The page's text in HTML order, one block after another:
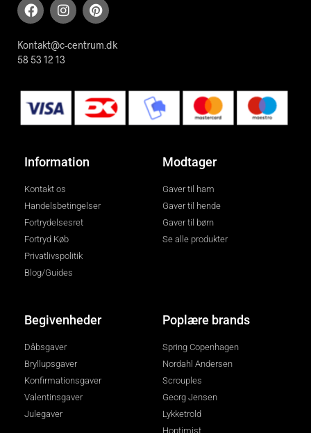
Kontakt@c-centrum.dk
58 53 12 13
Information
Kontakt os
Handelsbetingelser
Fortrydelsesret
Fortryd Køb
Privatlivspolitik
Blog/Guides
Modtager
Gaver til ham
Gaver til hende
Gaver til børn
Se alle produkter
Begivenheder
Dåbsgaver
Bryllupsgaver
Konfirmationsgaver
Valentinsgaver
Julegaver
Poplære brands
Spring Copenhagen
Nordahl Andersen
Scrouples
Georg Jensen
Lykketrold
Hoptimist